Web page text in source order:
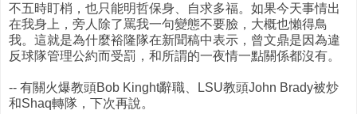
不五時盯梢，也只能明哲保身、自求多福。如果今天事情出
在我身上，旁人除了罵我一句變態不要臉，大概也懶得鳥
我。這就是為什麼裕隆隊在新聞稿中表示，曾文鼎是因為違
反球隊管理公約而受罰，和所謂的一夜情一點關係都沒有。
-- 有關火爆教頭Bob Kinght辭職、LSU教頭John Brady被炒
和Shaq轉隊，下次再說。